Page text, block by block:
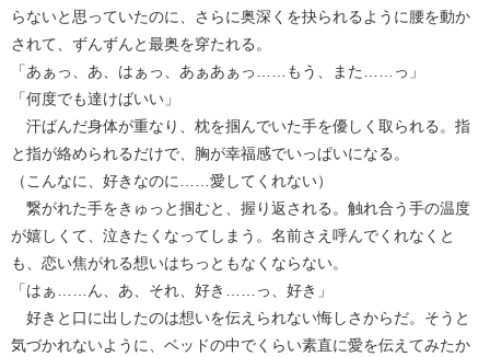
らないと思っていたのに、さらに奥深くを抉られるように腰を動か
されて、ずんずんと最奥を穿たれる。
「あぁっ、あ、はぁっ、あぁあぁっ……もう、また……っ」
「何度でも達けばいい」
汗ばんだ身体が重なり、枕を掴んでいた手を優しく取られる。指
と指が絡められるだけで、胸が幸福感でいっぱいになる。
（こんなに、好きなのに……愛してくれない）
繋がれた手をきゅっと掴むと、握り返される。触れ合う手の温度
が嬉しくて、泣きたくなってしまう。名前さえ呼んでくれなくと
も、恋い焦がれる想いはちっともなくならない。
「はぁ……ん、あ、それ、好き……っ、好き」
好きと口に出したのは想いを伝えられない悔しさからだ。そうと
気づかれないように、ベッドの中でくらい素直に愛を伝えてみたか